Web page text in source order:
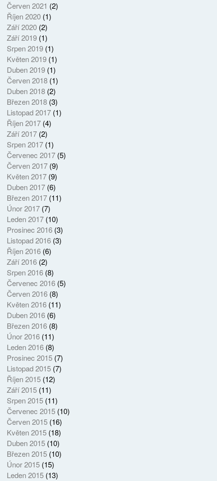
Červen 2021 (2)
Říjen 2020(1)
Září 2020(2)
Září 2019(1)
Srpen 2019(1)
Květen 2019(1)
Duben 2019(1)
Červen 2018(1)
Duben 2018(2)
Březen 2018(3)
Listopad 2017(1)
Říjen 2017(4)
Září 2017(2)
Srpen 2017(1)
Červenec 2017(5)
Červen 2017(9)
Květen 2017(9)
Duben 2017(6)
Březen 2017(11)
Únor 2017(7)
Leden 2017(10)
Prosinec 2016(3)
Listopad 2016(3)
Říjen 2016(6)
Září 2016(2)
Srpen 2016(8)
Červenec 2016(5)
Červen 2016(8)
Květen 2016(11)
Duben 2016(6)
Březen 2016(8)
Únor 2016(11)
Leden 2016(8)
Prosinec 2015(7)
Listopad 2015(7)
Říjen 2015(12)
Září 2015(11)
Srpen 2015(11)
Červenec 2015(10)
Červen 2015(16)
Květen 2015(18)
Duben 2015(10)
Březen 2015(10)
Únor 2015(15)
Leden 2015(13)